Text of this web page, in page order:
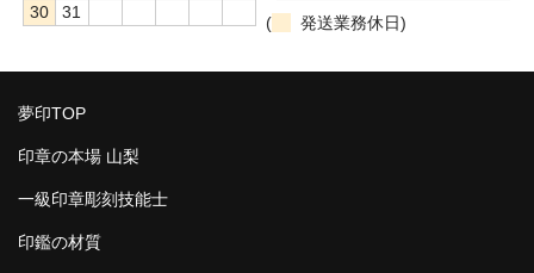
30
31
(
発送業務休日)
夢印TOP
印章の本場 山梨
一級印章彫刻技能士
印鑑の材質